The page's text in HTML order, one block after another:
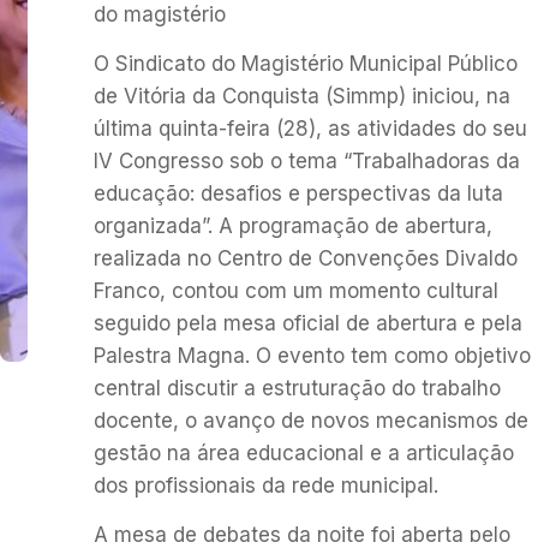
do magistério
O Sindicato do Magistério Municipal Público
de Vitória da Conquista (Simmp) iniciou, na
última quinta-feira (28), as atividades do seu
IV Congresso sob o tema “Trabalhadoras da
educação: desafios e perspectivas da luta
organizada”. A programação de abertura,
realizada no Centro de Convenções Divaldo
Franco, contou com um momento cultural
seguido pela mesa oficial de abertura e pela
Palestra Magna. O evento tem como objetivo
central discutir a estruturação do trabalho
docente, o avanço de novos mecanismos de
gestão na área educacional e a articulação
dos profissionais da rede municipal.
A mesa de debates da noite foi aberta pelo